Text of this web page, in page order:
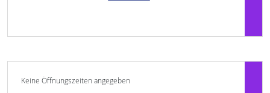
Keine Öffnungszeiten angegeben